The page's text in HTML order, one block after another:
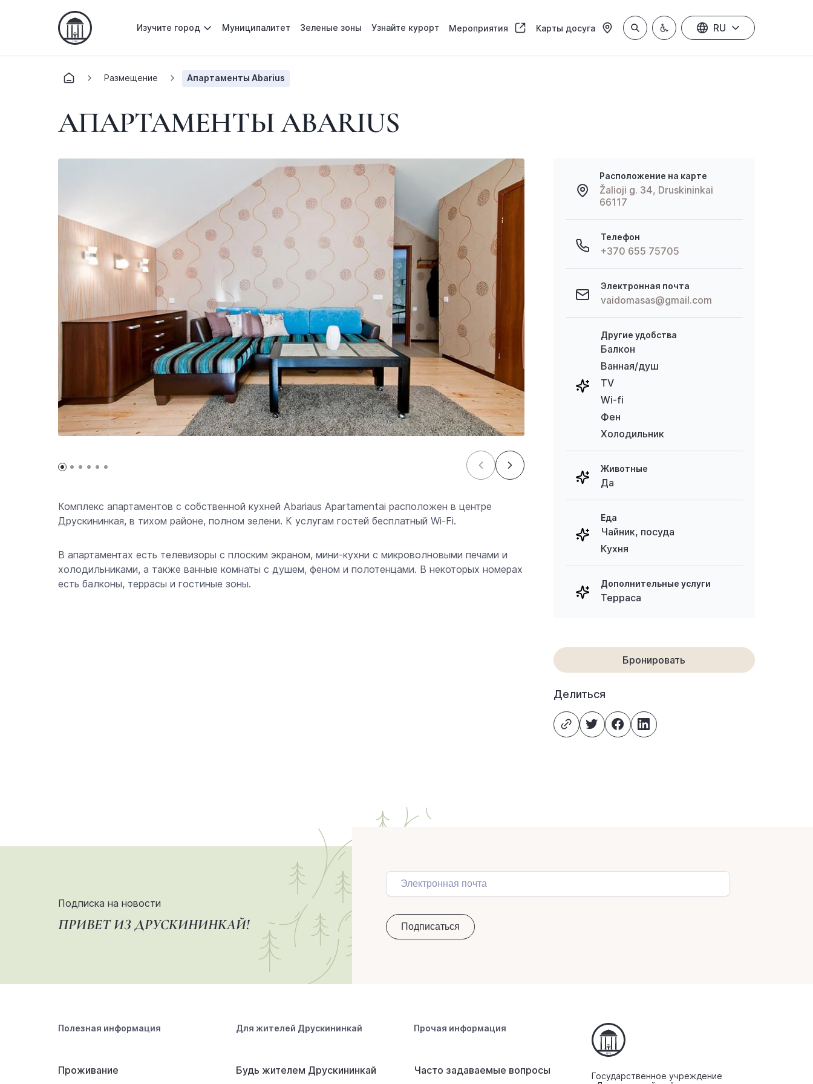
Изучите город Муниципалитет Зеленые зоны Узнайте курорт Мероприятия Карты досуга RU
Размещение Апартаменты Abarius
АПАРТАМЕНТЫ ABARIUS
Комплекс апартаментов с собственной кухней Abariaus Apartamentai расположен в центре
Друскининкая, в тихом районе, полном зелени. К услугам гостей бесплатный Wi-Fi.
В апартаментах есть телевизоры с плоским экраном, мини-кухни с микроволновыми печами и
холодильниками, а также ванные комнаты с душем, феном и полотенцами. В некоторых номерах
есть балконы, террасы и гостиные зоны.
Расположение на карте
Žalioji g. 34, Druskininkai
66117
Телефон
+370 655 75705
Электронная почта
vaidomasas@gmail.com
Другие удобства
Балкон
Ванная/душ
TV
Wi-fi
Фен
Холодильник
Животные
Да
Еда
Чайник, посуда
Кухня
Дополнительные услуги
Терраса
Бронировать
Делиться
Подписка на новости
ПРИВЕТ ИЗ ДРУСКИНИНКАЙ!
Полезная информация
Проживание
Для жителей Друскининкай
Будь жителем Друскининкай
Прочая информация
Часто задаваемые вопросы
Государственное учреждение